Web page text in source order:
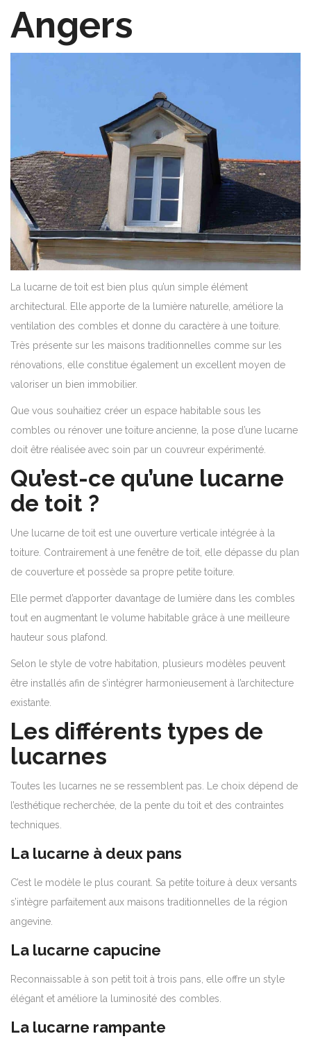
Angers
La lucarne de toit est bien plus qu’un simple élément
architectural. Elle apporte de la lumière naturelle, améliore la
ventilation des combles et donne du caractère à une toiture.
Très présente sur les maisons traditionnelles comme sur les
rénovations, elle constitue également un excellent moyen de
valoriser un bien immobilier.
Que vous souhaitiez créer un espace habitable sous les
combles ou rénover une toiture ancienne, la pose d’une lucarne
doit être réalisée avec soin par un couvreur expérimenté.
Qu’est-ce qu’une lucarne
de toit ?
Une lucarne de toit est une ouverture verticale intégrée à la
toiture. Contrairement à une fenêtre de toit, elle dépasse du plan
de couverture et possède sa propre petite toiture.
Elle permet d’apporter davantage de lumière dans les combles
tout en augmentant le volume habitable grâce à une meilleure
hauteur sous plafond.
Selon le style de votre habitation, plusieurs modèles peuvent
être installés afin de s’intégrer harmonieusement à l’architecture
existante.
Les différents types de
lucarnes
Toutes les lucarnes ne se ressemblent pas. Le choix dépend de
l’esthétique recherchée, de la pente du toit et des contraintes
techniques.
La lucarne à deux pans
C’est le modèle le plus courant. Sa petite toiture à deux versants
s’intègre parfaitement aux maisons traditionnelles de la région
angevine.
La lucarne capucine
Reconnaissable à son petit toit à trois pans, elle offre un style
élégant et améliore la luminosité des combles.
La lucarne rampante